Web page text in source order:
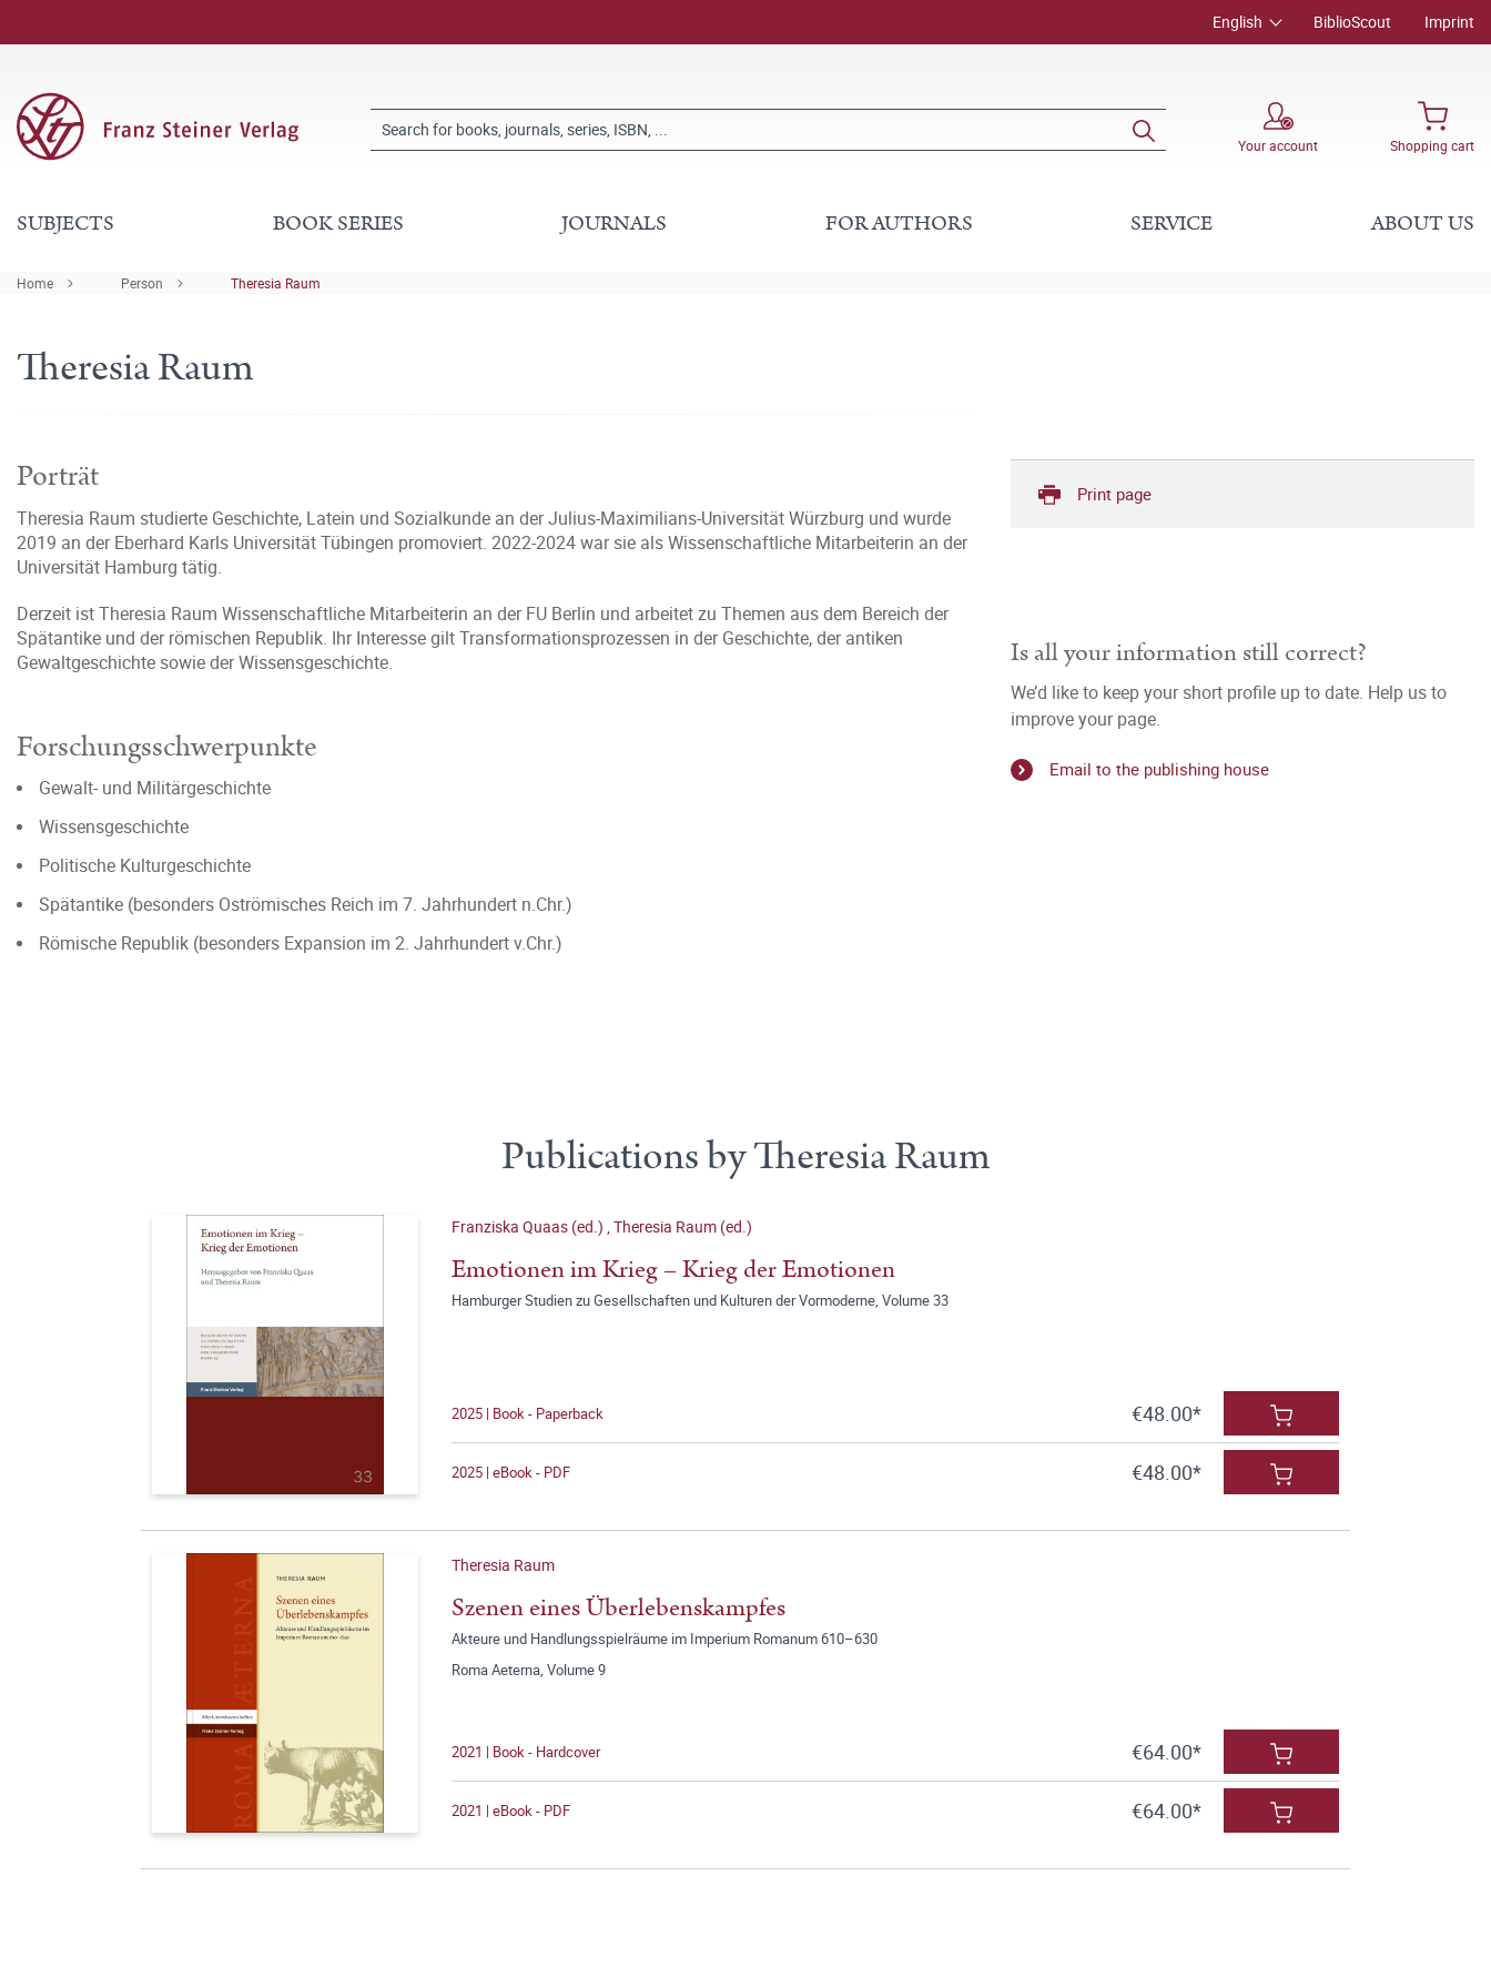
English BiblioScout Imprint
Your account Shopping cart
SUBJECTS BOOK SERIES JOURNALS FOR AUTHORS SERVICE ABOUT US
Home Person Theresia Raum
Theresia Raum
Porträt
Theresia Raum studierte Geschichte, Latein und Sozialkunde an der Julius-Maximilians-Universität Würzburg und wurde
2019 an der Eberhard Karls Universität Tübingen promoviert. 2022-2024 war sie als Wissenschaftliche Mitarbeiterin an der
Universität Hamburg tätig.
Derzeit ist Theresia Raum Wissenschaftliche Mitarbeiterin an der FU Berlin und arbeitet zu Themen aus dem Bereich der
Spätantike und der römischen Republik. Ihr Interesse gilt Transformationsprozessen in der Geschichte, der antiken
Gewaltgeschichte sowie der Wissensgeschichte.
Forschungsschwerpunkte
Gewalt- und Militärgeschichte
Wissensgeschichte
Politische Kulturgeschichte
Spätantike (besonders Oströmisches Reich im 7. Jahrhundert n.Chr.)
Römische Republik (besonders Expansion im 2. Jahrhundert v.Chr.)
Print page
Is all your information still correct?
We’d like to keep your short profile up to date. Help us to
improve your page.
Email to the publishing house
Publications by Theresia Raum
Franziska Quaas (ed.) ,Theresia Raum (ed.)
Emotionen im Krieg – Krieg der Emotionen
Hamburger Studien zu Gesellschaften und Kulturen der Vormoderne, Volume 33
2025 | Book - Paperback €48.00*
2025 | eBook - PDF €48.00*
Theresia Raum
Szenen eines Überlebenskampfes
Akteure und Handlungsspielräume im Imperium Romanum 610–630
Roma Aeterna, Volume 9
2021 | Book - Hardcover €64.00*
2021 | eBook - PDF €64.00*